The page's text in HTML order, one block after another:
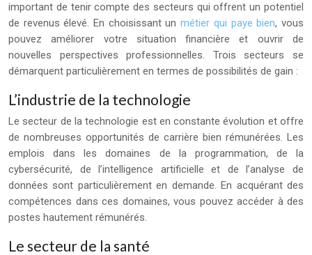
important de tenir compte des secteurs qui offrent un potentiel
de revenus élevé. En choisissant unmétier qui paye bien, vous
pouvez améliorer votre situation financière et ouvrir de
nouvelles perspectives professionnelles. Trois secteurs se
démarquent particulièrement en termes de possibilités de gain :
L’industrie de la technologie
Le secteur de la technologie est en constante évolution et offre
de nombreuses opportunités de carrière bien rémunérées. Les
emplois dans les domaines de la programmation, de la
cybersécurité, de l’intelligence artificielle et de l’analyse de
données sont particulièrement en demande. En acquérant des
compétences dans ces domaines, vous pouvez accéder à des
postes hautement rémunérés.
Le secteur de la santé